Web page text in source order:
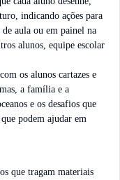
indicando ações para
aula ou em painel na
alunos, equipe escolar
os alunos cartazes e
a família e a
e os desafios que
podem ajudar em
que tragam materiais